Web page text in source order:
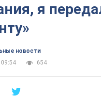
я
новости
654